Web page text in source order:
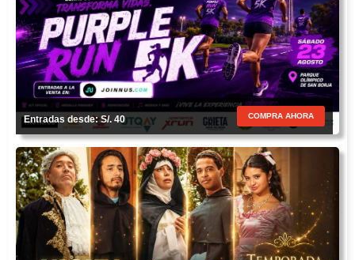
Entradas desde: S/. 40 COMPRA AHORA